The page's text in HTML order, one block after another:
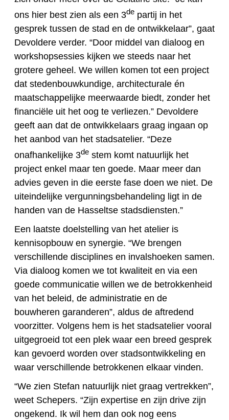
ons hier best zien als een 3de partij in het
gesprek tussen de stad en de ontwikkelaar”, gaat
Devoldere verder. “Door middel van dialoog en
workshopsessies kijken we steeds naar het
grotere geheel. We willen komen tot een project
dat stedenbouwkundige, architecturale én
maatschappelijke meerwaarde biedt, zonder het
financiële uit het oog te verliezen.” Devoldere
geeft aan dat de ontwikkelaars graag ingaan op
het aanbod van het stadsatelier. “Deze
onafhankelijke 3de stem komt natuurlijk het
project enkel maar ten goede. Maar meer dan
advies geven in die eerste fase doen we niet. De
uiteindelijke vergunningsbehandeling ligt in de
handen van de Hasseltse stadsdiensten.”
Een laatste doelstelling van het atelier is
kennisopbouw en synergie. “We brengen
verschillende disciplines en invalshoeken samen.
Via dialoog komen we tot kwaliteit en via een
goede communicatie willen we de betrokkenheid
van het beleid, de administratie en de
bouwheren garanderen”, aldus de aftredend
voorzitter. Volgens hem is het stadsatelier vooral
uitgegroeid tot een plek waar een breed gesprek
kan gevoerd worden over stadsontwikkeling en
waar verschillende betrokkenen elkaar vinden.
“We zien Stefan natuurlijk niet graag vertrekken”,
weet Schepers. “Zijn expertise en zijn drive zijn
ongekend. Ik wil hem dan ook nog eens